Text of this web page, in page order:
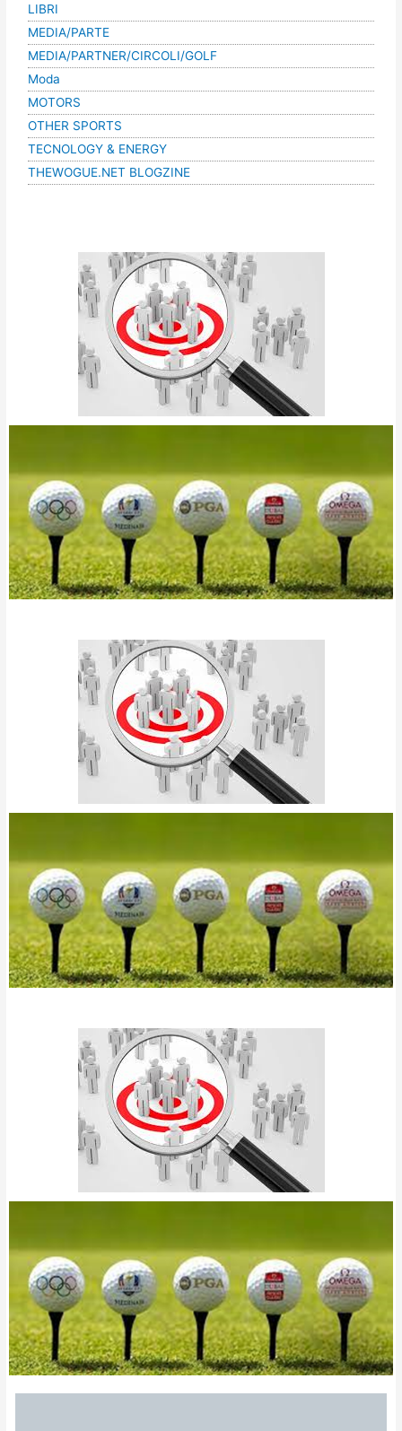
LIBRI
MEDIA/PARTE
MEDIA/PARTNER/CIRCOLI/GOLF
Moda
MOTORS
OTHER SPORTS
TECNOLOGY & ENERGY
THEWOGUE.NET BLOGZINE